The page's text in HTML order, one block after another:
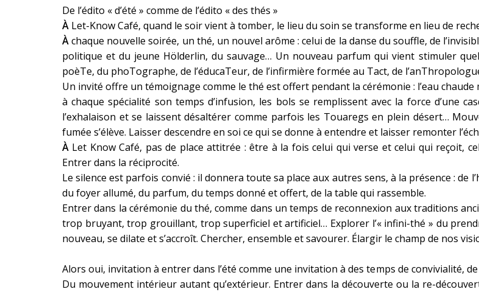
De l’édito « d’été » comme de l’édito « des thés »
À Let-Know Café, quand le soir vient à tomber, le lieu du soin se transforme en lieu de
Àchaque nouvelle soirée, un thé, un nouvel arôme : celui de la danse du souffle, de
politique et du jeune Hölderlin, du sauvage… Un nouveau parfum qui vient stimuler
poèTe, du phoTographe, de l’éducaTeur, de l’infirmière formée au Tact, de
Un invité offre un témoignage comme le thé est offert pendant la cérémonie : l’eau
à chaque spécialité son temps d’infusion, les bols se remplissent avec la force d’une
l’exhalaison et se laissent désaltérer comme parfois les Touaregs en plein désert…
fumée s’élève. Laisser descendre en soi ce qui se donne à entendre et laisser remonter
À Let Know Café, pas de place attitrée : être à la fois celui qui verse et celui qui reçoit,
Entrer dans la réciprocité.
Le silence est parfois convié : il donnera toute sa place aux autres sens, à la présence : de
du foyer allumé, du parfum, du temps donné et offert, de la table qui rassemble.
Entrer dans la cérémonie du thé, comme dans un temps de reconnexion aux traditions
trop bruyant, trop grouillant, trop superficiel et artificiel… Explorer l’« infini-thé » du
nouveau, se dilate et s’accroît. Chercher, ensemble et savourer. Élargir le champ de nos
Alors oui, invitation à entrer dans l’été comme une invitation à des temps de convivialité,
Du mouvement intérieur autant qu’extérieur. Entrer dans la découverte ou la re-